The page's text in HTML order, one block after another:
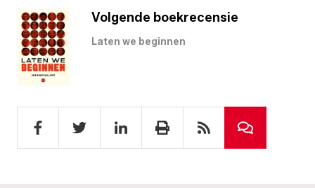
Volgende boekrecensie
Laten we beginnen